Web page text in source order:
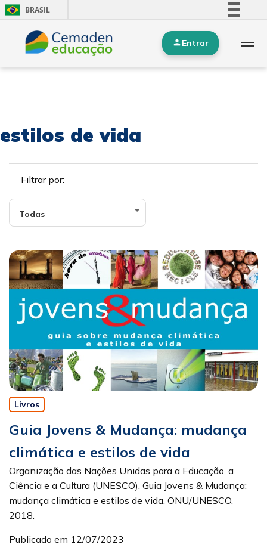
BRASIL
Simplifique!
Comunica BR
Entrar
estilos de vida
Filtrar por:
Livros
Guia Jovens & Mudança: mudança
climática e estilos de vida
Organização das Nações Unidas para a Educação, a
Ciência e a Cultura (UNESCO). Guia Jovens & Mudança:
mudança climática e estilos de vida. ONU/UNESCO,
2018.
Publicado em 12/07/2023